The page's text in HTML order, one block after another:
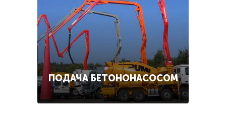
ПОДАЧА БЕТОНОНАСОСОМ